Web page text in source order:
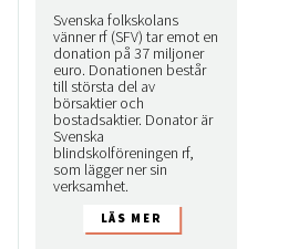
Svenska folkskolans
vänner rf (SFV) tar emot en
donation på 37 miljoner
euro. Donationen består
till största del av
börsaktier och
bostadsaktier. Donator är
Svenska
blindskolföreningen rf,
som lägger ner sin
verksamhet.